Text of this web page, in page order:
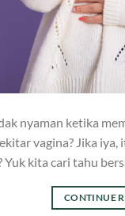
nyaman ketika
vagina? Jika
kita cari tahu
CONTINUE